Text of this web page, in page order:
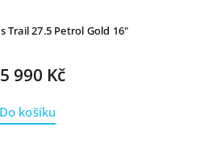
Trail 27.5 Petrol Gold 16"
990 Kč
Do košíku